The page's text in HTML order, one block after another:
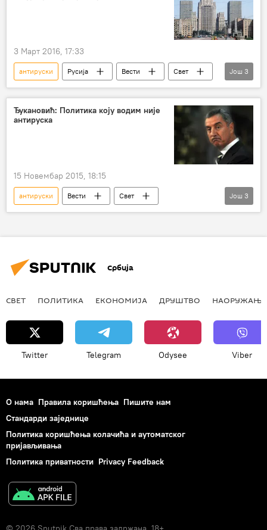
3 Март 2016, 17:33
антируски Русија Вести
Свет
сарадња
санкције Русији
Политика
Још 3
Ђукановић: Политика коју водим није
антируска
15 Новембар 2015, 18:15
антируски Вести
Свет
Црна Гора
Мило Ђукановић
Још 3
Србија
СВЕТ ПОЛИТИКА ЕКОНОМИЈА ДРУШТВО НАОРУЖАЊЕ
Twitter Telegram Odysee Viber
О нама Правила коришћења Пишите нам
Стандарди заједнице
Политика коришћења колачића и аутоматског
пријављивања
Политика приватности Privacy Feedback